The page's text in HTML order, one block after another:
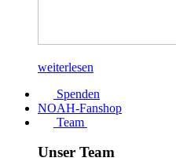
weiterlesen
Spenden
NOAH-Fanshop
Team
Unser Team